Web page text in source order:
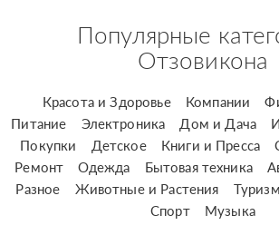
Популярные
Отзовикона
Красота и Здоровье Компании
Питание
Электроника Дом и Дача
Покупки
Детское Книги и Пресса
Ремонт
Одежда Бытовая техника
Разное
Животные и Растения Туризм
Спорт
Музыка